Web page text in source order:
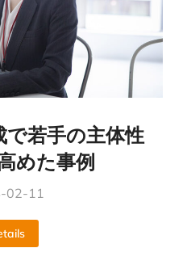
若手の主体性
めた事例
02-11